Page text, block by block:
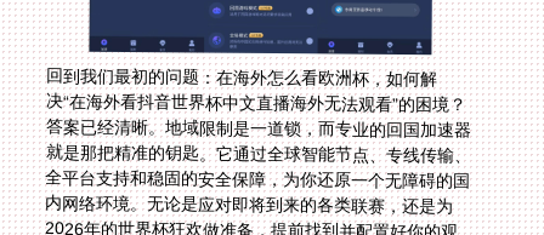
回到我们最初的问题：在海外怎么看欧洲杯，如何解
决“在海外看抖音世界杯中文直播海外无法观看”的困境？
答案已经清晰。地域限制是一道锁，而专业的回国加速器
就是那把精准的钥匙。它通过全球智能节点、专线传输、
全平台支持和稳固的安全保障，为你还原一个无障碍的国
内网络环境。无论是应对即将到来的各类联赛，还是为
2026年的世界杯狂欢做准备，提前找到并配置好你的观
赛利器，都至关重要。别再让“地区不可播放”的提示挡住
你的热情。准备好加速器，选好平台，找到你最爱的中文
解说频道，下一次精彩赛事来临之时，你就能第一时间，